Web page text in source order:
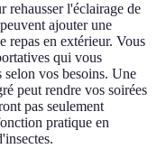
rehausser l'éclairage de
ajouter une
repas en extérieur. Vous
qui vous
selon vos besoins. Une
peut rendre vos soirées
pas seulement
pratique en